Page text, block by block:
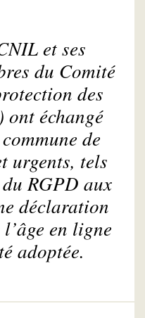
et ses
du Comité
des
ont échangé
de
urgents, tels
RGPD aux
déclaration
en ligne
adoptée.